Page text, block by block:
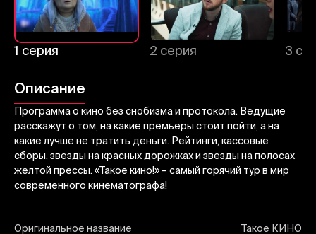
1 серия 2 серия 3
Описание
Программа о кино без снобизма и протокола. Ведущие
расскажут о том, на какие премьеры стоит пойти, а на
какие лучше не тратить деньги. Рейтинги, кассовые
сборы, звезды на красных дорожках и звезды на полосах
желтой прессы. «Такое кино!» – самый горячий тур в мир
современного кинематографа!
Оригинальное название Такое КИНО